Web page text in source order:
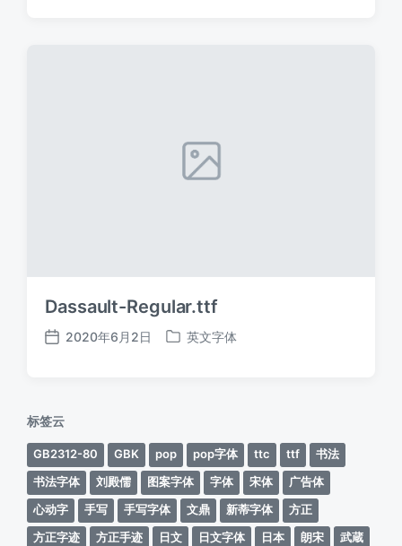
Dassault-Regular.ttf
发
2020年6月2日
发
英文字体
标签云
GB2312-80 GBK pop pop字体 ttc ttf
书法
书法字体
刘殿儒 图案字体 字体 宋体
广告体
心动字
手写 手写字体 文鼎 新蒂字体
方正
方正字迹
方正手迹 日文 日文字体 日本 朗宋
武蔵